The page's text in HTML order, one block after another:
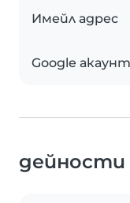
Имейл адрес
Google акаунт
дейности